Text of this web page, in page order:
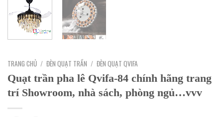
TRANG CHỦ / ĐÈN QUẠT TRẦN / ĐÈN QUẠT QVIFA
Quạt trần pha lê Qvifa-84 chính hãng trang
trí Showroom, nhà sách, phòng ngủ…vvv